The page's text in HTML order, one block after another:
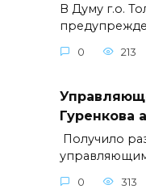
В Думу г.о.
0 213
Гуренкова
Получило
0 313